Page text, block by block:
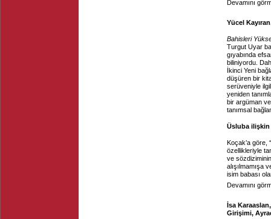
Devamını
Yücel
Bahisleri
Turgut Uyar
gıyabında
biliniyordu.
İkinci Yeni
düşüren bir
serüveniyle
yeniden
bir argüman
tanımsal
Üsluba ilişkin
Koçak’a göre,
özellikleriyle
ve
alışılmamışa
isim babası
Devamını
İsa
Girişimi,